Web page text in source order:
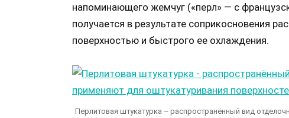
напоминающего жемчуг («перл» — с
получается в результате соприкосновения
поверхностью и быстрого ее охлаждения.
Перлитовая штукатурка – распространённый вид